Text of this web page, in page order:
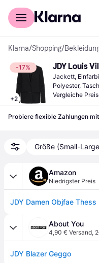
Für Shopper
Klarna/Shopping/
-17%
+2
JDY Louis
Jackett,
Polyester,
Vergleiche
Probiere flexible Zahlungen mit
Größe (Small-
Amazon
Niedrigster Preis
About You
4,90 € Versand,
JDY Blazer Geggo